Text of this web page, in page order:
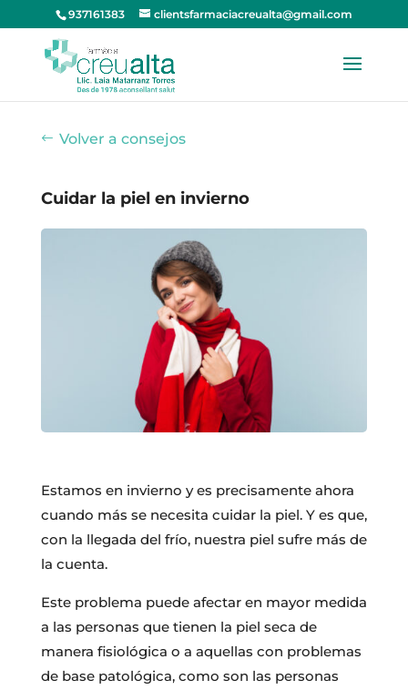
937161383 clientsfarmaciacreualta@gmail.com
Volver a consejos
Cuidar la piel en invierno
Estamos en invierno y es precisamente ahora
cuando más se necesita cuidar la piel. Y es que,
con la llegada del frío, nuestra piel sufre más de
la cuenta.
Este problema puede afectar en mayor medida
a las personas que tienen la piel seca de
manera fisiológica o a aquellas con problemas
de base patológica, como son las personas